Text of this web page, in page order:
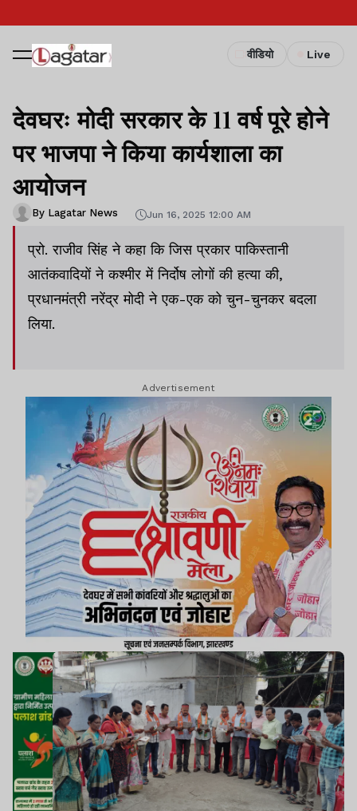
वीडियो Live
देवघरः मोदी सरकार के 11 वर्ष पूरे होने
पर भाजपा ने किया कार्यशाला का
आयोजन
By Lagatar News Jun 16, 2025 12:00 AM
प्रो. राजीव सिंह ने कहा कि जिस प्रकार पाकिस्तानी
आतंकवादियों ने कश्मीर में निर्दोष लोगों की हत्या की,
प्रधानमंत्री नरेंद्र मोदी ने एक-एक को चुन-चुनकर बदला
लिया.
Advertisement